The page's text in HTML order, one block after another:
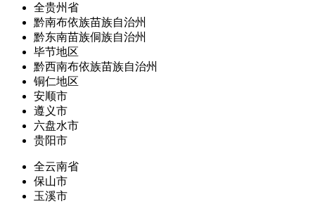
全贵州省
黔南布依族苗族自治州
黔东南苗族侗族自治州
毕节地区
黔西南布依族苗族自治州
铜仁地区
安顺市
遵义市
六盘水市
贵阳市
全云南省
保山市
玉溪市